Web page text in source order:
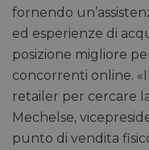
fornendo
ed esperienze di
posizione migliore
concorrenti online.
retailer per cercare
Mechelse,
punto di vendita